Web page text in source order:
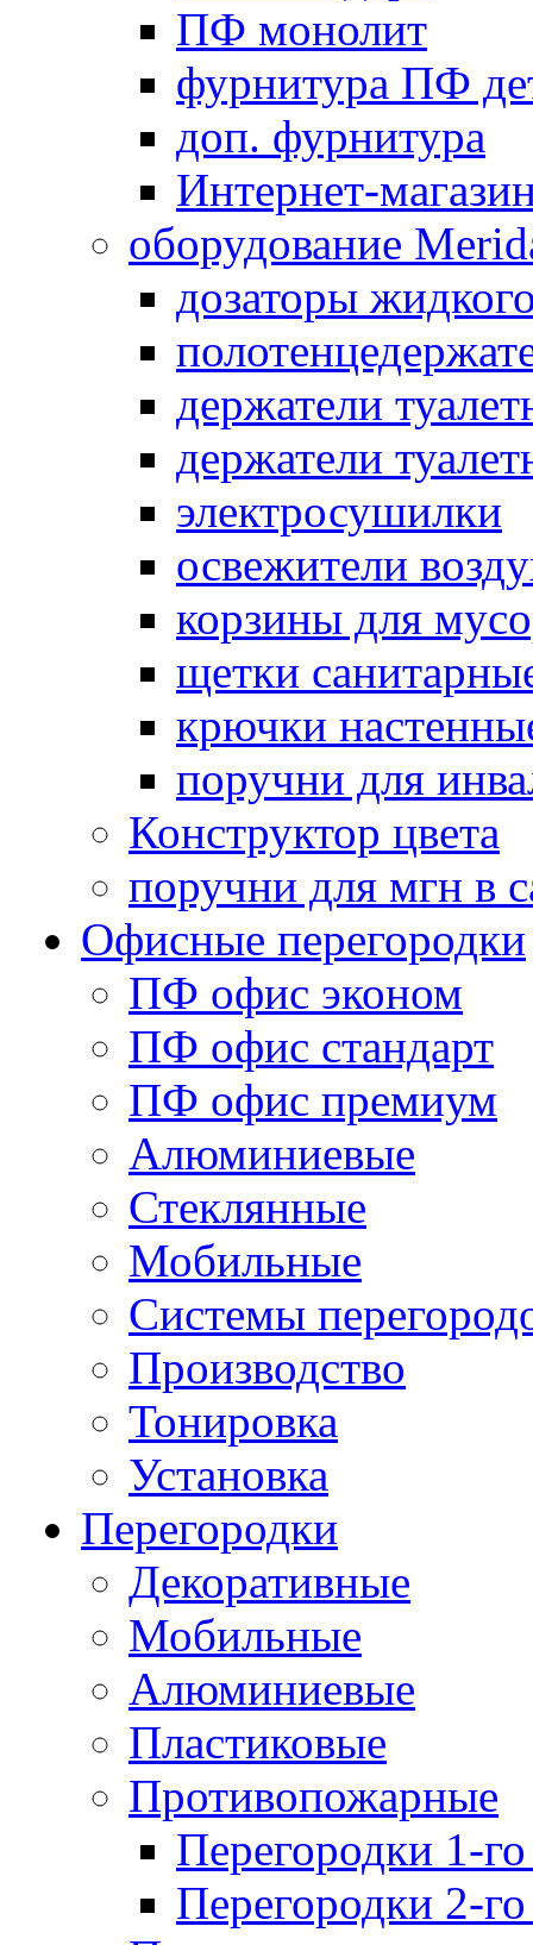
ПФ монолит
фурнитура ПФ
доп. фурнитура
Интернет-
оборудование
дозаторы
держатели
держатели
электросушилки
освежители
корзины для
щетки
крючки
поручни для
Конструктор цвета
поручни для мгн в
Офисные перегородки
ПФ офис эконом
ПФ офис стандарт
ПФ офис премиум
Алюминиевые
Стеклянные
Мобильные
Системы
Производство
Тонировка
Установка
Перегородки
Декоративные
Мобильные
Алюминиевые
Пластиковые
Противопожарные
Перегородки 1-
Перегородки 2-